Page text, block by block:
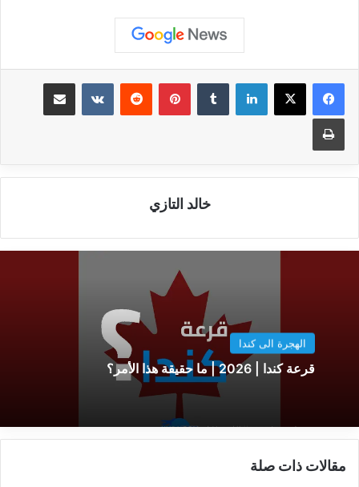
لينكدإن بينتيريست مشاركة عبر البريد
طباعة
خالد التازي
الهجرة الى كندا
قرعة كندا | 2026 | ما حقيقة هذا الأمر؟
مقالات ذات صلة